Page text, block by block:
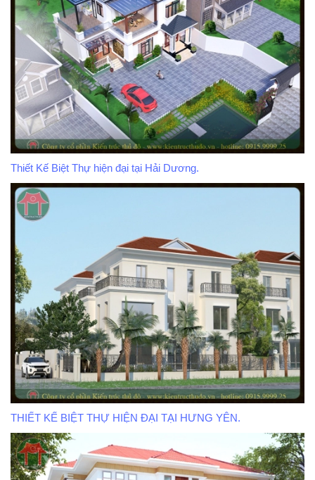
Thiết Kế Biệt Thự hiện đại tại Hải Dương.
THIẾT KẾ BIỆT THỰ HIỆN ĐẠI TẠI HƯNG YÊN.